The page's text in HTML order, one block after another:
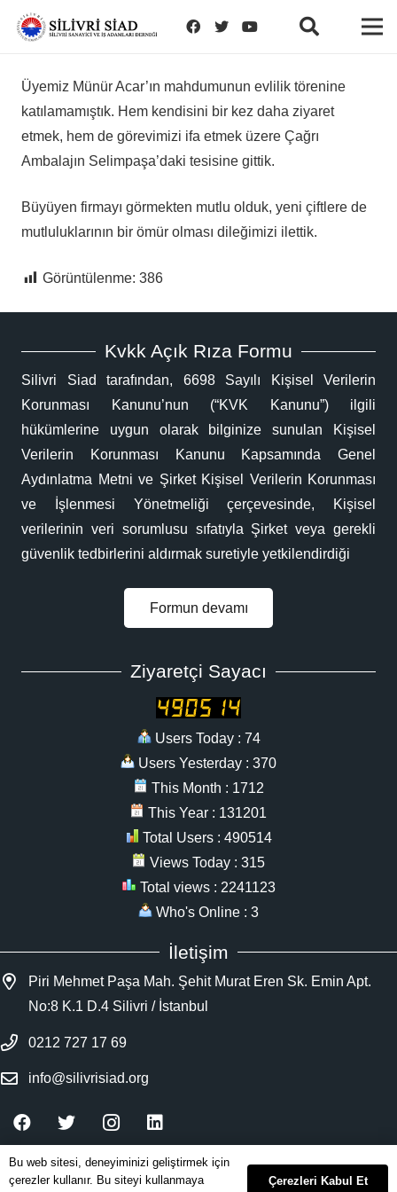
Üyemiz Münür Acar’ın mahdumunun evlilik törenine
katılamamıştık. Hem kendisini bir kez daha ziyaret
etmek, hem de görevimizi ifa etmek üzere Çağrı
Ambalajın Selimpaşa’daki tesisine gittik.
Büyüyen firmayı görmekten mutlu olduk, yeni çiftlere de
mutluluklarının bir ömür olması dileğimizi ilettik.
Görüntülenme: 386
Kvkk Açık Rıza Formu
Silivri Siad tarafından, 6698 Sayılı Kişisel Verilerin
Korunması Kanunu’nun (“KVK Kanunu”) ilgili
hükümlerine uygun olarak bilginize sunulan Kişisel
Verilerin Korunması Kanunu Kapsamında Genel
Aydınlatma Metni ve Şirket Kişisel Verilerin Korunması
ve İşlenmesi Yönetmeliği çerçevesinde, Kişisel
verilerinin veri sorumlusu sıfatıyla Şirket veya gerekli
güvenlik tedbirlerini aldırmak suretiyle yetkilendirdiği
Formun devamı
Ziyaretçi Sayacı
Users Today : 74
Users Yesterday : 370
This Month : 1712
This Year : 131201
Total Users : 490514
Views Today : 315
Total views : 2241123
Who's Online : 3
İletişim
Piri Mehmet Paşa Mah. Şehit Murat Eren Sk. Emin Apt.
No:8 K.1 D.4 Silivri / İstanbul
0212 727 17 69
info@silivrisiad.org
silivrisiad.org | Tüm Hakları Saklıdır. | İzinsiz
Bu web sitesi, deneyiminizi geliştirmek için
çerezler kullanır. Bu siteyi kullanmaya
Çerezleri Kabul Et